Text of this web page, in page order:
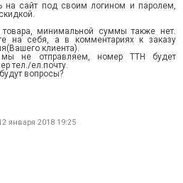
на сайт под своим логином и паролем,
минимальной суммы также нет.
на себя, а в комментариях к заказу
клиента).
мы не отправляем, номер ТТН будет
тел./ел.почту.
вопросы?
января 2018 19:25